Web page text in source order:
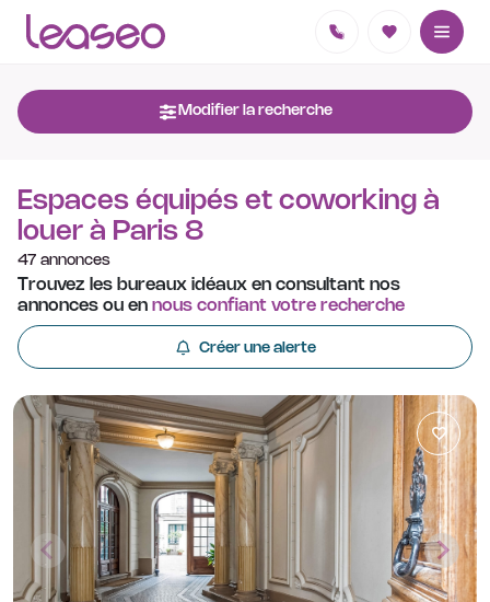
Modifier la recherche
Espaces équipés et coworking à
louer à Paris 8
47 annonces
Trouvez les bureaux idéaux en consultant nos
annonces ou en nous confiant votre recherche
Créer une alerte